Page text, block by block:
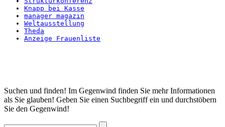
Knapp bei Kasse
manager magazin
Weltausstellung
Theda
Anzeige Frauenliste
Startseite
Suchen und finden! Im Gegenwind finden Sie mehr Informationen
als Sie glauben! Geben Sie einen Suchbegriff ein und durchstöbern
Sie den Gegenwind!